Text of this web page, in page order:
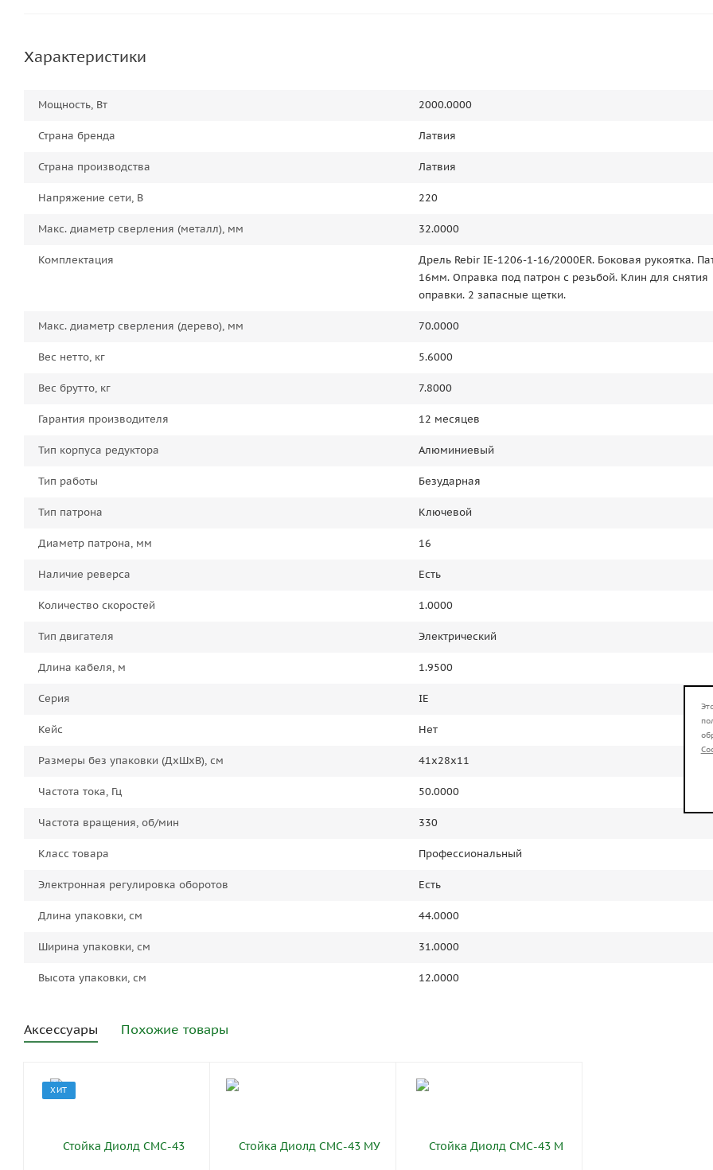
Характеристики
Мощность, Вт 2000.0000
Страна бренда Латвия
Страна производства Латвия
Напряжение сети, В 220
Макс. диаметр сверления (металл), мм 32.0000
Комплектация
Дрель Rebir IE-1206-1-16/2000ER. Боковая рукоятка.
16мм. Оправка под патрон с резьбой. Клин для снятия
оправки. 2 запасные щетки.
Макс. диаметр сверления (дерево), мм 70.0000
Вес нетто, кг 5.6000
Вес брутто, кг 7.8000
Гарантия производителя 12 месяцев
Тип корпуса редуктора Алюминиевый
Тип работы Безударная
Тип патрона Ключевой
Диаметр патрона, мм 16
Наличие реверса Есть
Количество скоростей 1.0000
Тип двигателя Электрический
Длина кабеля, м 1.9500
Серия IE
Кейс Нет
Размеры без упаковки (ДxШxВ), см 41x28x11
Частота тока, Гц 50.0000
Частота вращения, об/мин 330
Класс товара Профессиональный
Электронная регулировка оборотов Есть
Длина упаковки, см 44.0000
Ширина упаковки, см 31.0000
Высота упаковки, см 12.0000
Аксессуары Похожие товары
ХИТ